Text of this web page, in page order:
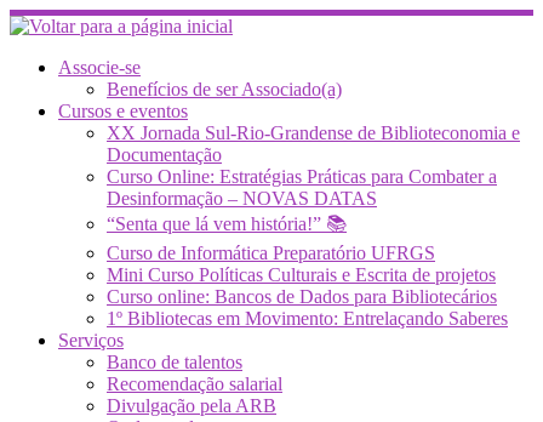
Skip
to
contentAssocie-se
Benefícios de ser Associado(a)
Cursos e eventos
XX Jornada Sul-Rio-Grandense de Biblioteconomia e
Documentação
Curso Online: Estratégias Práticas para Combater a
Desinformação – NOVAS DATAS
“Senta que lá vem história!” 📚
Curso de Informática Preparatório UFRGS
Mini Curso Políticas Culturais e Escrita de projetos
Curso online: Bancos de Dados para Bibliotecários
1º Bibliotecas em Movimento: Entrelaçando Saberes
Serviços
Banco de talentos
Recomendação salarial
Divulgação pela ARB